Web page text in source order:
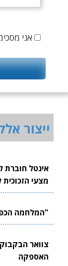
אני
ייצור
אינטל חוברת
מצעי
"המלחמה הכפילה פי 5 את שוק
האספקה